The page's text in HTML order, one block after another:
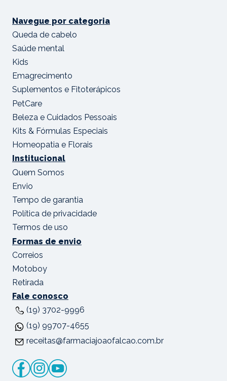
Navegue por categoria
Queda de cabelo
Saúde mental
Kids
Emagrecimento
Suplementos e Fitoterápicos
PetCare
Beleza e Cuidados Pessoais
Kits & Fórmulas Especiais
Homeopatia e Florais
Institucional
Quem Somos
Envio
Tempo de garantia
Política de privacidade
Termos de uso
Formas de envio
Correios
Motoboy
Retirada
Fale conosco
(19) 3702-9996
(19) 99707-4655
receitas@farmaciajoaofalcao.com.br